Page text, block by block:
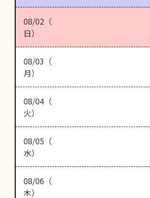
08/02（
日）
08/03（
月）
08/04（
火）
08/05（
水）
08/06（
木）